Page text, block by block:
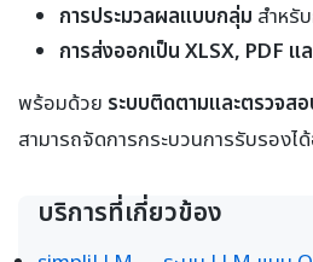
การประมวลผลแบบกลุ่ม สำหรั
การส่งออกเป็น XLSX, PDF
พร้อมด้วย ระบบติดตามและตรวจส
สามารถจัดการกระบวนการรับรองไ
บริการที่เกี่ยวข้อง